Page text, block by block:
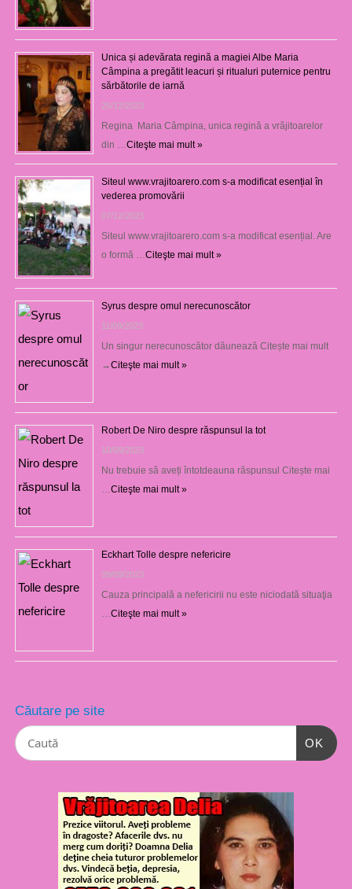
Unica și adevărata regină a magiei Albe Maria
Câmpina a pregătit leacuri și ritualuri puternice pentru
sărbătorile de iarnă
26/12/2023
Regina Maria Câmpina, unica regină a vrăjitoarelor
din …Citeşte mai mult »
Siteul www.vrajitoarero.com s-a modificat esențial în
vederea promovării
07/12/2023
Siteul www.vrajitoarero.com s-a modificat esențial. Are
o formă …Citeşte mai mult »
Syrus despre omul nerecunoscător
11/09/2023
Un singur nerecunoscător dăunează Citește mai mult
→Citeşte mai mult »
Robert De Niro despre răspunsul la tot
10/09/2023
Nu trebuie să aveți întotdeauna răspunsul Citește mai
…Citeşte mai mult »
Eckhart Tolle despre nefericire
09/09/2023
Cauza principală a nefericirii nu este niciodată situaţia
…Citeşte mai mult »
Căutare pe site
OK